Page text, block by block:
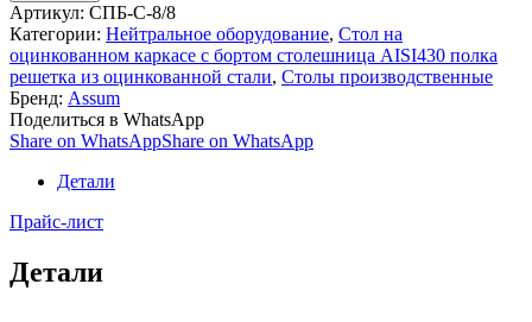
Артикул: СПБ-С-8/8
Категории: Нейтральное оборудование, Стол на
оцинкованном каркасе с бортом столешница AISI430 полка
решетка из оцинкованной стали, Столы производственные
Бренд: Assum
Поделиться в WhatsApp
Share on WhatsAppShare on WhatsApp
Детали
Прайс-лист
Детали